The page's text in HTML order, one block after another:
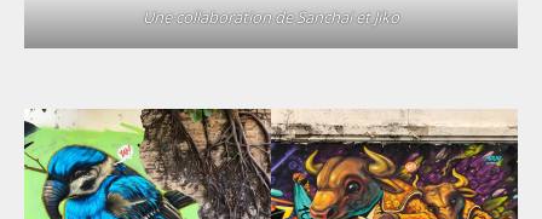
Une collaboration de Sanchai et Jiko